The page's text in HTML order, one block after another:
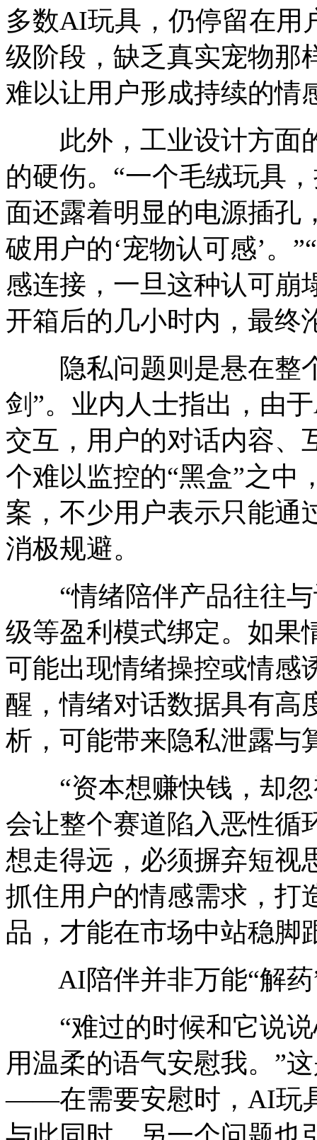
多数AI玩具，仍停留在用
级阶段，缺乏真实宠物那
难以让用户形成持续的情
此外，工业设计方面
的硬伤。“一个毛绒玩具
面还露着明显的电源插孔
破用户的‘宠物认可感’。
感连接，一旦这种认可崩
开箱后的几小时内，最终
隐私问题则是悬在整
剑”。业内人士指出，由
交互，用户的对话内容、
个难以监控的“黑盒”之中
案，不少用户表示只能通
消极规避。
“情绪陪伴产品往往与
级等盈利模式绑定。如果
可能出现情绪操控或情感
醒，情绪对话数据具有高
析，可能带来隐私泄露与
“资本想赚快钱，却忽
会让整个赛道陷入恶性循
想走得远，必须摒弃短视
抓住用户的情感需求，打
品，才能在市场中站稳脚
AI陪伴并非万能“解药
“难过的时候和它说说
用温柔的语气安慰我。”
——在需要安慰时，AI玩